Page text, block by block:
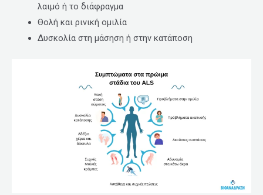
λαιμό ή το διάφραγμα
Θολή και ρινική ομιλία
Δυσκολία στη μάσηση ή στην κατάποση